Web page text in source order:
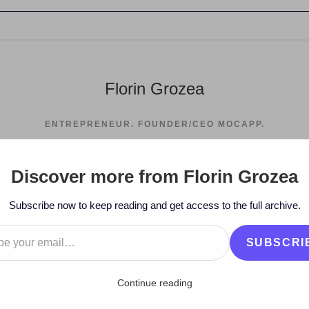
Florin Grozea
ENTREPRENEUR. FOUNDER/CEO MOCAPP.
Discover more from Florin Grozea
Subscribe now to keep reading and get access to the full archive.
Continue reading